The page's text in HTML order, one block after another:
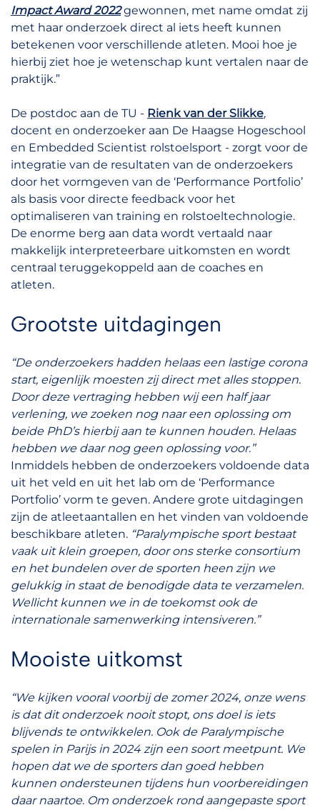
Impact Award 2022 gewonnen, met name omdat zij
met haar onderzoek direct al iets heeft kunnen
betekenen voor verschillende atleten. Mooi hoe je
hierbij ziet hoe je wetenschap kunt vertalen naar de
praktijk.”
De postdoc aan de TU - Rienk van der Slikke,
docent en onderzoeker aan De Haagse Hogeschool
en Embedded Scientist rolstoelsport - zorgt voor de
integratie van de resultaten van de onderzoekers
door het vormgeven van de ‘Performance Portfolio’
als basis voor directe feedback voor het
optimaliseren van training en rolstoeltechnologie.
De enorme berg aan data wordt vertaald naar
makkelijk interpreteerbare uitkomsten en wordt
centraal teruggekoppeld aan de coaches en
atleten.
Grootste uitdagingen
“De onderzoekers hadden helaas een lastige corona
start, eigenlijk moesten zij direct met alles stoppen.
Door deze vertraging hebben wij een half jaar
verlening, we zoeken nog naar een oplossing om
beide PhD’s hierbij aan te kunnen houden. Helaas
hebben we daar nog geen oplossing voor.”
Inmiddels hebben de onderzoekers voldoende data
uit het veld en uit het lab om de ‘Performance
Portfolio’ vorm te geven. Andere grote uitdagingen
zijn de atleetaantallen en het vinden van voldoende
beschikbare atleten. “Paralympische sport bestaat
vaak uit klein groepen, door ons sterke consortium
en het bundelen over de sporten heen zijn we
gelukkig in staat de benodigde data te verzamelen.
Wellicht kunnen we in de toekomst ook de
internationale samenwerking intensiveren.”
Mooiste uitkomst
“We kijken vooral voorbij de zomer 2024, onze wens
is dat dit onderzoek nooit stopt, ons doel is iets
blijvends te ontwikkelen. Ook de Paralympische
spelen in Parijs in 2024 zijn een soort meetpunt. We
hopen dat we de sporters dan goed hebben
kunnen ondersteunen tijdens hun voorbereidingen
daar naartoe. Om onderzoek rond aangepaste sport